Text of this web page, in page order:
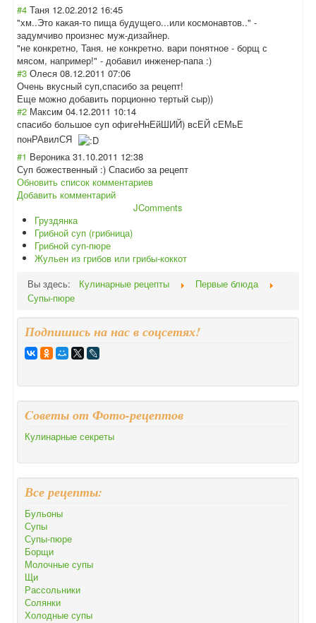
#4 Таня 12.02.2012 16:45
"хм..Это какая-то пища будущего...или космонавтов.." -
задумчиво произнес муж-дизайнер.
"не конкретно, Таня. не конкретно. вари понятное - борщ с
мясом, например!" - добавил инженер-папа :)
#3 Олеся 08.12.2011 07:06
Очень вкусный суп,спасибо за рецепт!
Еще можно добавить порционно тертый сыр))
#2 Максим 04.12.2011 10:14
спасибо большое cуп офигеНнЕйШИЙ) всЕЙ сЕМьЕ
понРАвилСЯ
#1 Вероника 31.10.2011 12:38
Суп божественный :) Спасибо за рецепт
Обновить список комментариев
Добавить комментарий
JComments
Груздянка
Грибной суп (грибница)
Грибной суп-пюре
Жульен из грибов или грибы-коккот
Вы здесь:
Кулинарные рецепты
Первые блюда
Супы-пюре
Подпишись на нас в соцсетях!
Cоветы от Фото-рецептов
Кулинарные секреты
Все рецепты:
Бульоны
Супы
Супы-пюре
Борщи
Молочные супы
Щи
Рассольники
Солянки
Холодные супы